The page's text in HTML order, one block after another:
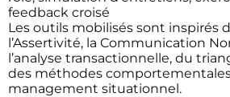
feedback croisé
Les outils mobilisés sont inspirés
l’Assertivité, la Communication
l’analyse transactionnelle, du
des méthodes
management situationnel.